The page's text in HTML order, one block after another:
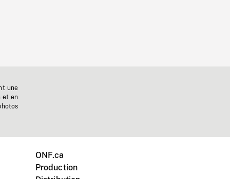
une
et en
ONF.ca
Production